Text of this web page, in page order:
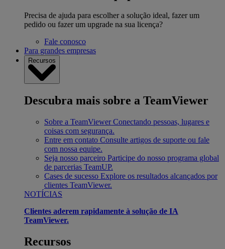
Precisa de ajuda para escolher a solução ideal, fazer um
pedido ou fazer um upgrade na sua licença?
Fale conosco
Para grandes empresas
Recursos
Descubra mais sobre a TeamViewer
Sobre a TeamViewer Conectando pessoas, lugares e
coisas com segurança.
Entre em contato Consulte artigos de suporte ou fale
com nossa equipe.
Seja nosso parceiro Participe do nosso programa global
de parcerias TeamUP.
Cases de sucesso Explore os resultados alcançados por
clientes TeamViewer.
NOTÍCIAS
Clientes aderem rapidamente à solução de IA
TeamViewer.
Recursos